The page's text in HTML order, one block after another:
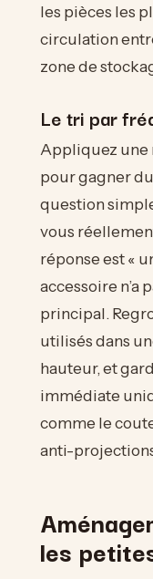
les pièces les
circulation
zone de
Le tri par
Appliquez une
pour gagner
question
vous
réponse est «
accessoire n’a
principal.
utilisés dans
hauteur, et
immédiate
comme le
anti-
les